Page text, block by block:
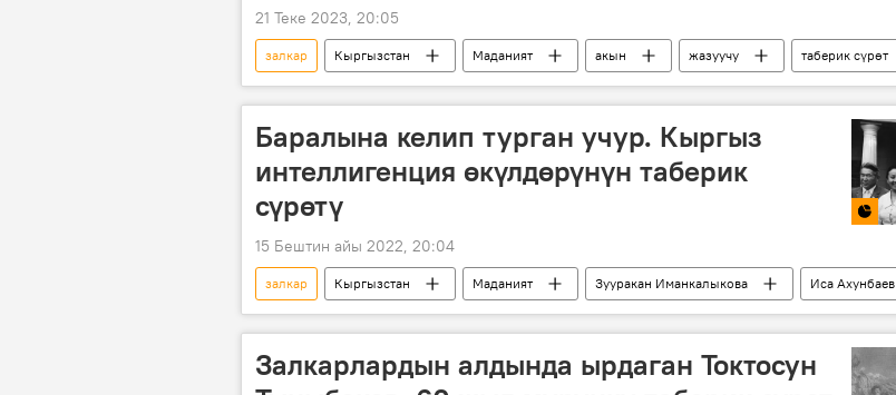
21 Теке 2023, 20:05
залкар Кыргызстан Маданият акын жазуучу
таберик сүрөт
Сүрөт
Баралына келип турган учур. Кыргыз
интеллигенция өкүлдөрүнүн таберик
сүрөтү
15 Бештин айы 2022, 20:04
залкар Кыргызстан Маданият Зууракан Иманкалыкова
Иса Ахунбаев
Тургунбай Садыков
Асанкан Жумакматов таберик сүрөт
Сүрөт
Залкарлардын алдында ырдаган Токтосун